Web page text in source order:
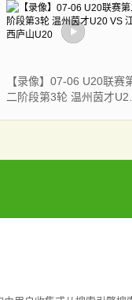
北男篮
【录像】07-06 U20联赛
二阶段第3轮 温州茵才U20